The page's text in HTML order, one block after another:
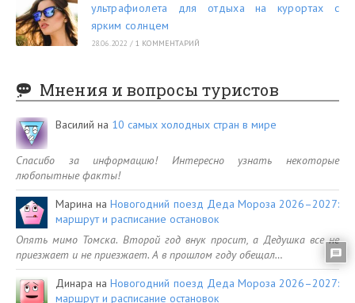
ультрафиолета для отдыха на курортах с
ярким солнцем
28.06.2022 / 1 КОММЕНТАРИЙ
Мнения и вопросы туристов
Василий на 10 самых холодных стран в мире
Спасибо за информацию! Интересно узнать некоторые
любопытные факты!
Марина наНовогодний поезд Деда Мороза 2026–2027:
маршрут и расписание остановок
Опять мимо Томска. Второй год внук просит, а Дедушка все не
приезжает и не приезжает. А в прошлом году обещал…
Динара наНовогодний поезд Деда Мороза 2026–2027:
маршрут и расписание остановок